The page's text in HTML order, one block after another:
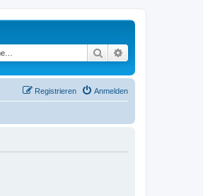
Suche
Anmelden
Registrieren